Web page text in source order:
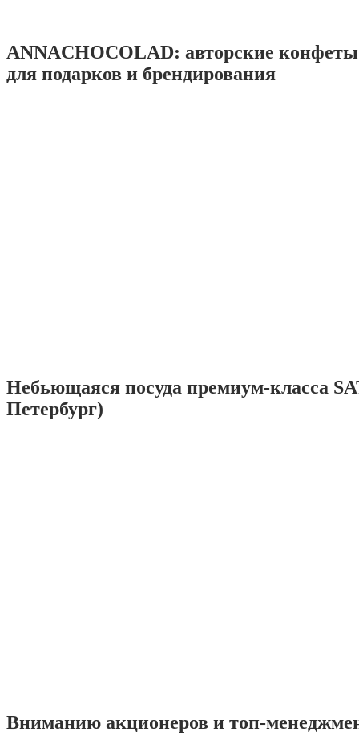
ANNACHOCOLAD: авторские
для подарков и брендирования
Небьющаяся посуда премиум-класса
Петербург)
Вниманию акционеров и топ-